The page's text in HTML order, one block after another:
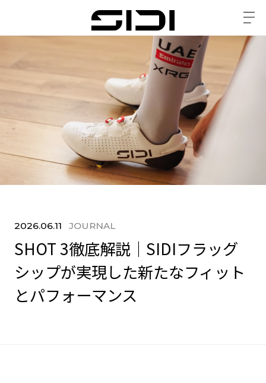
2026.06.11 JOURNAL
SHOT 3徹底解説｜SIDIフラッグ
シップが実現した新たなフィット
とパフォーマンス